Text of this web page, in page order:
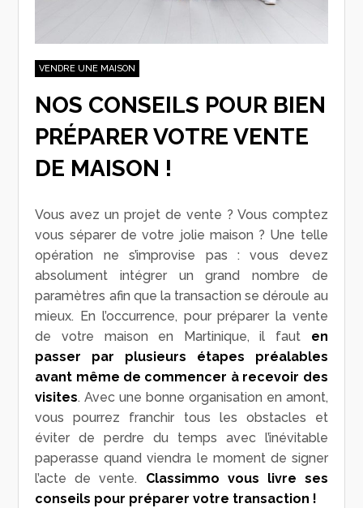
VENDRE UNE MAISON
NOS CONSEILS POUR BIEN
PRÉPARER VOTRE VENTE
DE MAISON !
Vous avez un projet de vente ? Vous comptez
vous séparer de votre jolie maison ? Une telle
opération ne s’improvise pas : vous devez
absolument intégrer un grand nombre de
paramètres afin que la transaction se déroule au
mieux. En l’occurrence, pour préparer la vente
de votre maison en Martinique, il faut en
passer par plusieurs étapes préalables
avant même de commencer à recevoir des
visites. Avec une bonne organisation en amont,
vous pourrez franchir tous les obstacles et
éviter de perdre du temps avec l’inévitable
paperasse quand viendra le moment de signer
l’acte de vente. Classimmo vous livre ses
conseils pour préparer votre transaction !